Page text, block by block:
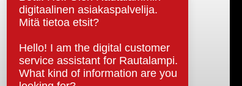
ja lähidemokratia
esityslistat & pöytäkirjat